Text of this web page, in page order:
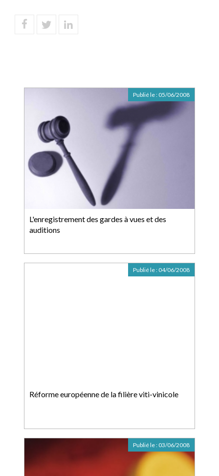
L'enregistrement des gardes à vues et des
auditions
Publié le : 05/06/2008
Réforme européenne de la filière viti-vinicole
Publié le : 04/06/2008
Publié le : 03/06/2008